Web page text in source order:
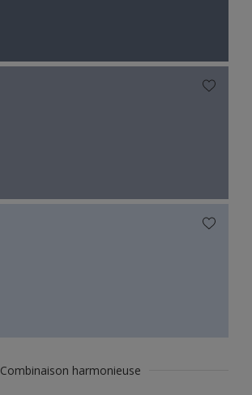
Combinaison harmonieuse